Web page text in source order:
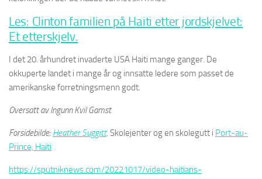
Les: Clinton familien på Haiti etter jordskjelvet:
Et etterskjelv.
I det 20. århundret invaderte USA Haiti mange ganger. De
okkuperte landet i mange år og innsatte ledere som passet de
amerikanske forretningsmenn godt.
Oversatt av Ingunn Kvil Gamst
Forsidebilde: Heather Suggitt. Skolejenter og en skolegutt i Port-au-
Prince, Haiti
https://sputniknews.com/20221017/video-haitians-